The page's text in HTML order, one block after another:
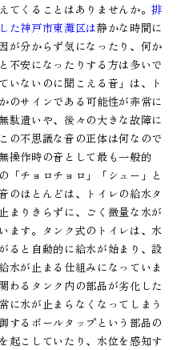
てくることはありませんか。排
た神戸市東灘区は静かな時間に
が分からず気になったり、何か
不安になったりする方は多いで
いないのに聞こえる音」は、ト
のサインである可能性が非常に
駄遣いや、後々の大きな故障に
の不思議な音の正体は何なので
操作時の音として最も一般的
「チョロチョロ」「シュー」と
のほとんどは、トイレの給水タ
まりきらずに、ごく微量な水が
ます。タンク式のトイレは、水
ると自動的に給水が始まり、設
水が止まる仕組みになっていま
わるタンク内の部品が劣化した
に水が止まらなくなってしまう
するボールタップという部品の
起こしていたり、水位を感知す